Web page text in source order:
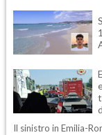
Il sinistro in Emilia-